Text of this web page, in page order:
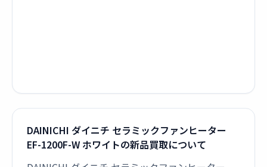
DAINICHI ダイニチ セラミックファンヒーター
EF-1200F-W ホワイトの新品買取について